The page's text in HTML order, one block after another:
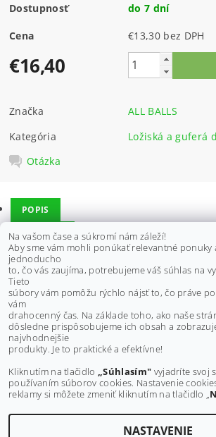
Dostupnosť do 7 dní
Cena €13,30 bez DPH
€16,40
Značka
ALL BALLS
Kategória
Ložiská a guferá
Otázka
POPIS
DISKUSIA
Opravná sada diferenciálu je vhodná pre
differenciál:
TRX300FW Fourtrax 4x4 88-00,
Buďte prvý, kto napíše príspevok k tejto
Na vašom čase a súkromí nám záleží!
Aby sme vám mohli ponúkať relevantné ponuky
jednoducho
to, čo vás zaujíma, potrebujeme váš súhlas na
Tieto
súbory vám pomôžu rýchlo nájsť to, čo práve
vám
drahocenný čas. Na základe toho, ako naše
dôsledne prispôsobujeme ich obsah a
najvhodnejšie
produkty. Je to praktické a efektívne!
Kliknutím na tlačidlo „Súhlasím" vyjadríte svoj
používaním súborov cookies. Nastavenie
reklamy si môžete zmeniť kliknutím na tlačidlo „
NASTAVENIE